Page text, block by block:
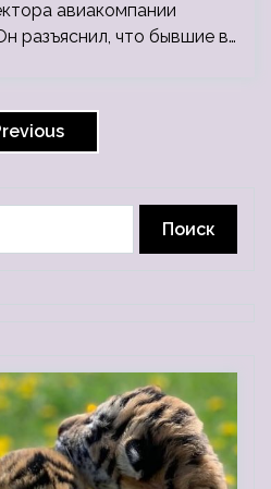
авиакомпании
разъяснил, что бывшие в…